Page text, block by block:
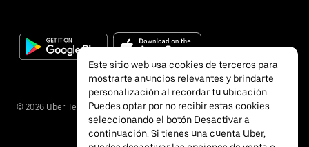
© 2026 Uber Technologies, Inc.
Este sitio web usa cookies de terceros para
mostrarte anuncios relevantes y brindarte
personalización al recordar tu ubicación.
Puedes optar por no recibir estas cookies
seleccionando el botón Desactivar a
continuación. Si tienes una cuenta Uber,